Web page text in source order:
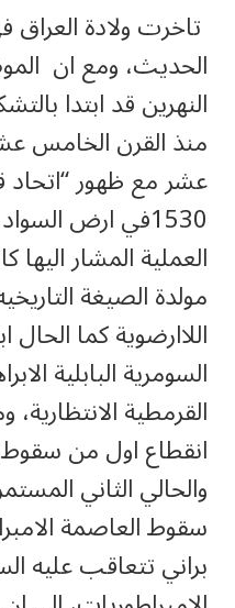
تاخرت ولادة
الحديث، ومع ان
النهرين قد ابتدا
منذ القرن الخامس
عشر مع ظهور “اتحاد
1530في ارض
العملية المشار
مولدة الصيغة
اللاارضوية كما الحال
السومرية البابلية
القرمطية
انقطاع اول من سقوط
سقوط العاصمة
براني تتعاقب عليه